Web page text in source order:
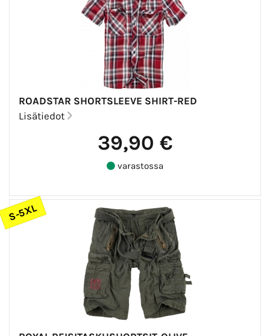
ROADSTAR SHORTSLEEVE SHIRT-RED
Lisätiedot
39,90 €
varastossa
S-5XL